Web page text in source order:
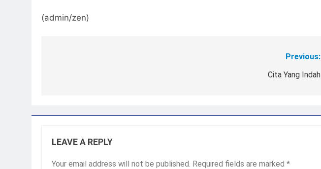
(admin/zen)
Previous:
Cita Yang Indah
LEAVE A REPLY
Your email address will not be published. Required fields are marked *